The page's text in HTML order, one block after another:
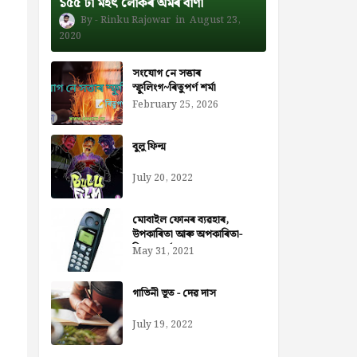
Rinku Rajowar
August 23,
2020
সংযোগ নে সত্তাৰ
স্ফুলিংগ~ৰিতুপৰ্ণ শৰ্মা
February 25, 2026
বুলু ফিল্ম
July 20, 2022
মোবাইল ফোনৰ ব্যৱহাৰ,
উপকাৰিতা আৰু অপকাৰিতা-
নিজৰা বৰ্মন ডেকা
May 31, 2021
গাভিনী ভূত - দেৱ দাস
July 19, 2022